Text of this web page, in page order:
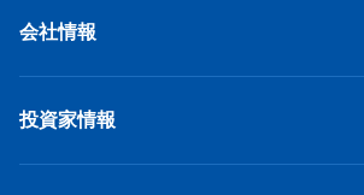
会社情報
投資家情報